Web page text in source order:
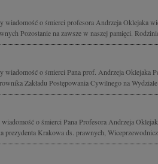
wiadomość o śmierci profesora Andrzeja Oklejaka
Pozostanie na zawsze w naszej pamięci.
wiadomość o śmierci Pana prof. Andrzeja Oklejaka
Zakładu Postępowania Cywilnego na
o śmierci Pana Profesora Andrzeja
prezydenta Krakowa ds. prawnych,